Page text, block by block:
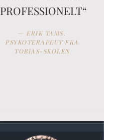
PROFESSIONELT“
ERIK TAMS.
PSYKOTERAPEUT FRA
TOBIAS-SKOLEN